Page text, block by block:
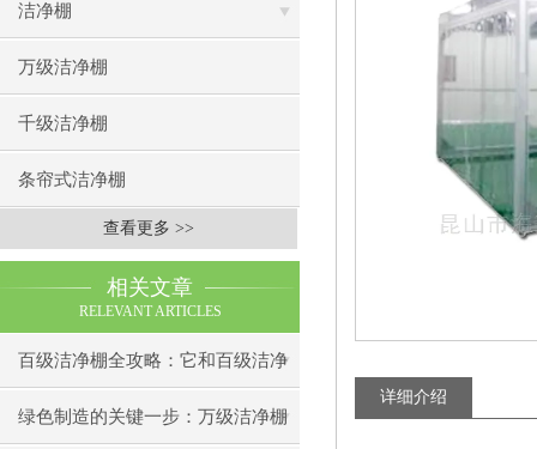
洁净棚
万级洁净棚
千级洁净棚
条帘式洁净棚
查看更多 >>
相关文章
RELEVANT ARTICLES
百级洁净棚全攻略：它和百级洁净
室到底有什么区别？
绿色制造的关键一步：万级洁净棚
详细介绍